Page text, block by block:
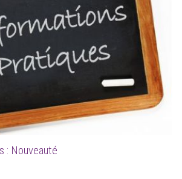
: Nouveauté